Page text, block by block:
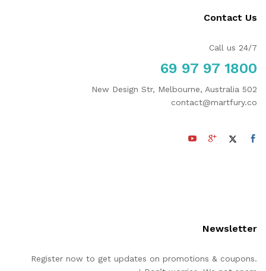
Contact Us
Call us 24/7
1800 97 97 69
502 New Design Str, Melbourne, Australia
contact@martfury.co
Newsletter
Register now to get updates on promotions & coupons.